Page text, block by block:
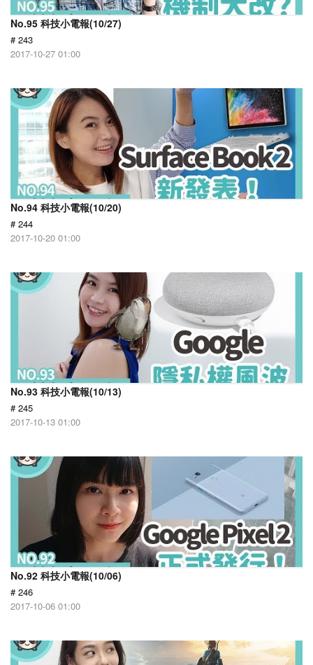
No.95 科技小電報(10/27)
# 243
2017-10-27 01:00
No.94 科技小電報(10/20)
# 244
2017-10-20 01:00
No.93 科技小電報(10/13)
# 245
2017-10-13 01:00
No.92 科技小電報(10/06)
# 246
2017-10-06 01:00